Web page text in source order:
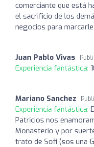
comerciante que está
el sacrificio de los
negocios para
Juan Pablo Vivas
Experiencia fantástica:
Mariano Sanchez
Experiencia fantástica:
Patricios nos
Monasterio y por
trato de Sofi (sos una